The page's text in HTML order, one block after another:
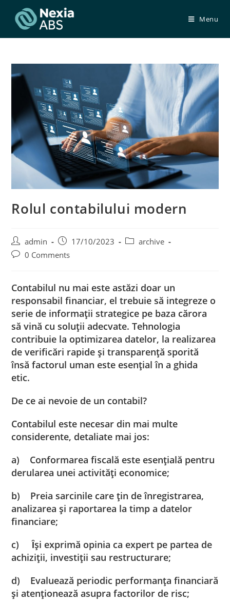
content
Menu
Rolul contabilului modern
Post
author:
admin
Post
published:
17/10/2023
Postarchive
Post0 Comments
Contabilul nu mai este astăzi doar un
responsabil financiar, el trebuie să integreze o
serie de informaţii strategice pe baza cărora
să vină cu soluţii adecvate. Tehnologia
contribuie la optimizarea datelor, la realizarea
de verificări rapide şi transparenţă sporită
însă factorul uman este esenţial în a ghida
etic.
De ce ai nevoie de un contabil?
Contabilul este necesar din mai multe
considerente, detaliate mai jos:
a) Conformarea fiscală este esenţială pentru
derularea unei activităţi economice;
b) Preia sarcinile care ţin de înregistrarea,
analizarea şi raportarea la timp a datelor
financiare;
c)Ȋşi exprimă opinia ca expert pe partea de
achiziţii, investiţii sau restructurare;
d) Evaluează periodic performanţa financiară
şi atenţionează asupra factorilor de risc;